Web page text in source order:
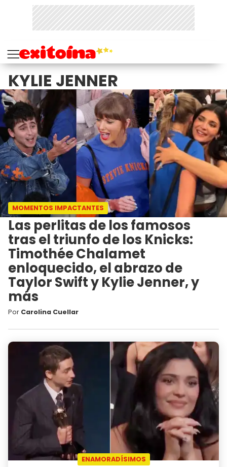
KYLIE JENNER
MOMENTOS IMPACTANTES
Las perlitas de los famosos
tras el triunfo de los Knicks:
Timothée Chalamet
enloquecido, el abrazo de
Taylor Swift y Kylie Jenner, y
más
Por Carolina Cuellar
ENAMORADÍSIMOS